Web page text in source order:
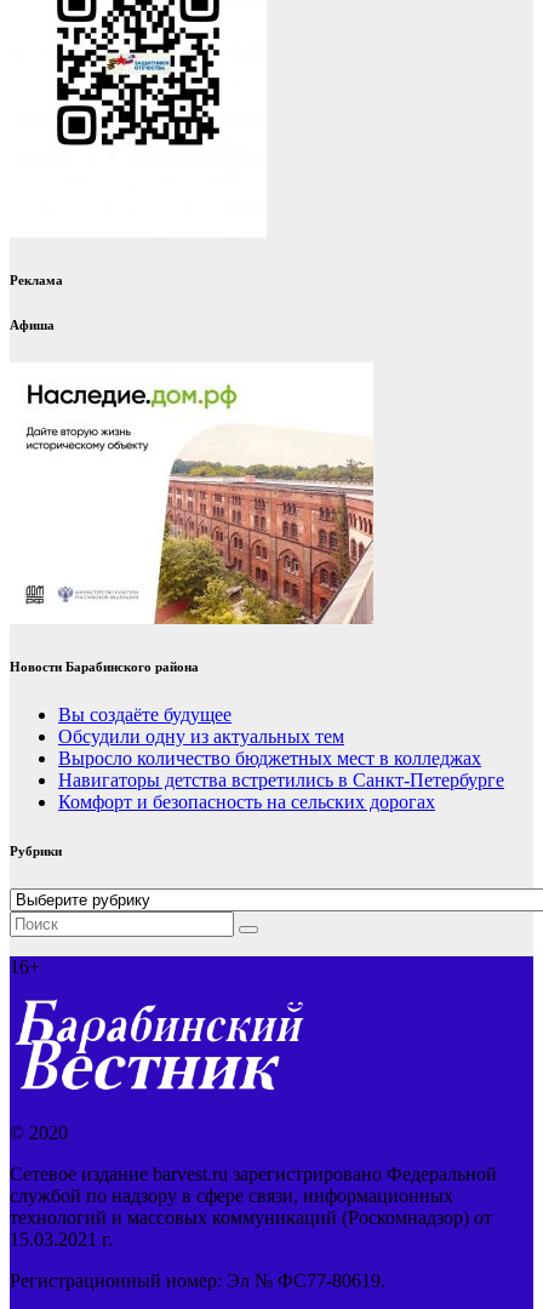
Реклама
Афиша
Новости Барабинского района
Вы создаёте будущее
Обсудили одну из актуальных тем
Выросло количество бюджетных мест в колледжах
Навигаторы детства встретились в Санкт-Петербурге
Комфорт и безопасность на сельских дорогах
Рубрики
Рубрики
16+
© 2020
Сетевое издание barvest.ru зарегистрировано Федеральной
службой по надзору в сфере связи, информационных
технологий и массовых коммуникаций (Роскомнадзор) от
15.03.2021 г.
Регистрационный номер: Эл № ФС77-80619.